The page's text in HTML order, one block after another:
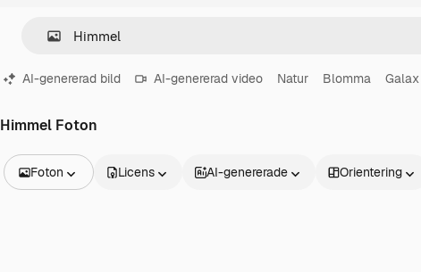
AI-genererad bild AI-genererad video Natur Blomma Galax
Himmel Foton
Foton Licens AI-genererade Orientering